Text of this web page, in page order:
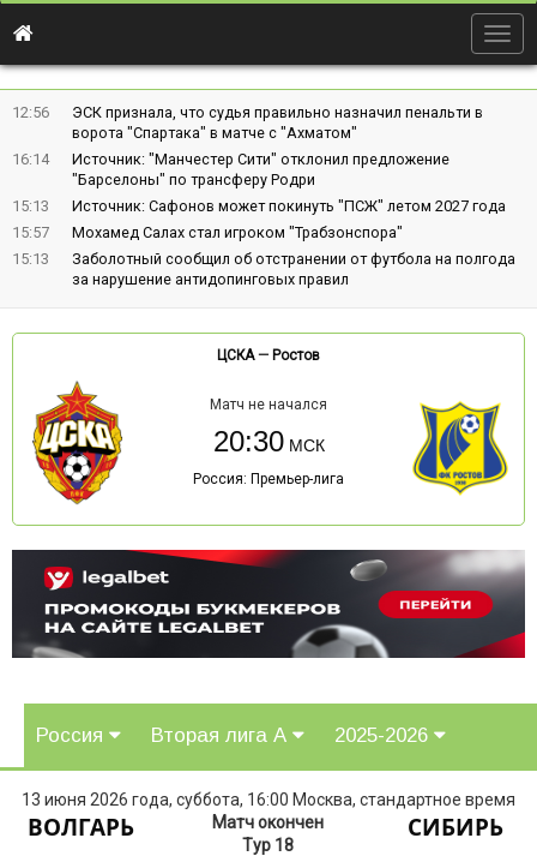
12:56
ЭСК признала, что судья правильно назначил пенальти в
ворота "Спартака" в матче с "Ахматом"
16:14
Источник: "Манчестер Сити" отклонил предложение
"Барселоны" по трансферу Родри
15:13
Источник: Сафонов может покинуть "ПСЖ" летом 2027 года
15:57
Мохамед Салах стал игроком "Трабзонспора"
15:13
Заболотный сообщил об отстранении от футбола на полгода
за нарушение антидопинговых правил
ЦСКА— Ростов
Матч не начался
20:30
Россия: Премьер-лига
Россия Вторая лига А 2025-2026
13 июня 2026 года, суббота, 16:00 Москва, стандартное время
ВОЛГАРЬ
Матч окончен
Тур 18
СИБИРЬ